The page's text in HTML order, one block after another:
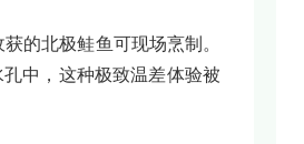
的北极鲑鱼可现场烹制。
中，这种极致温差体验被